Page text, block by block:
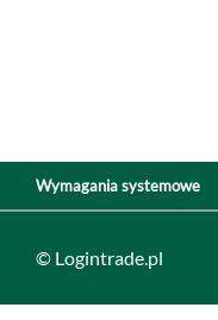
Wymagania systemowe
© Logintrade.pl